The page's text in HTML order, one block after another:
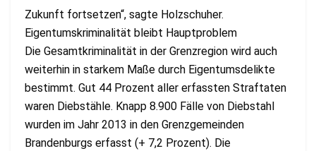
Zukunft fortsetzen“, sagte Holzschuher.
Eigentumskriminalität bleibt Hauptproblem
Die Gesamtkriminalität in der Grenzregion wird auch
weiterhin in starkem Maße durch Eigentumsdelikte
bestimmt. Gut 44 Prozent aller erfassten Straftaten
waren Diebstähle. Knapp 8.900 Fälle von Diebstahl
wurden im Jahr 2013 in den Grenzgemeinden
Brandenburgs erfasst (+ 7,2 Prozent). Die